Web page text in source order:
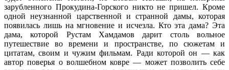
зарубленного Прокудина-Горского никто не пришел. Кроме
одной неузнанной царственной и странной дамы, которая
появилась лишь на мгновение и исчезла. Кто эта дама? Эта
дама, которой Рустам Хамдамов дарит столь вольное
путешествие во времени и пространстве, по сюжетам и
цитатам, своим и чужим фильмам. Ради которой он — как
автор поверья о волшебном ковре — может позволить себе